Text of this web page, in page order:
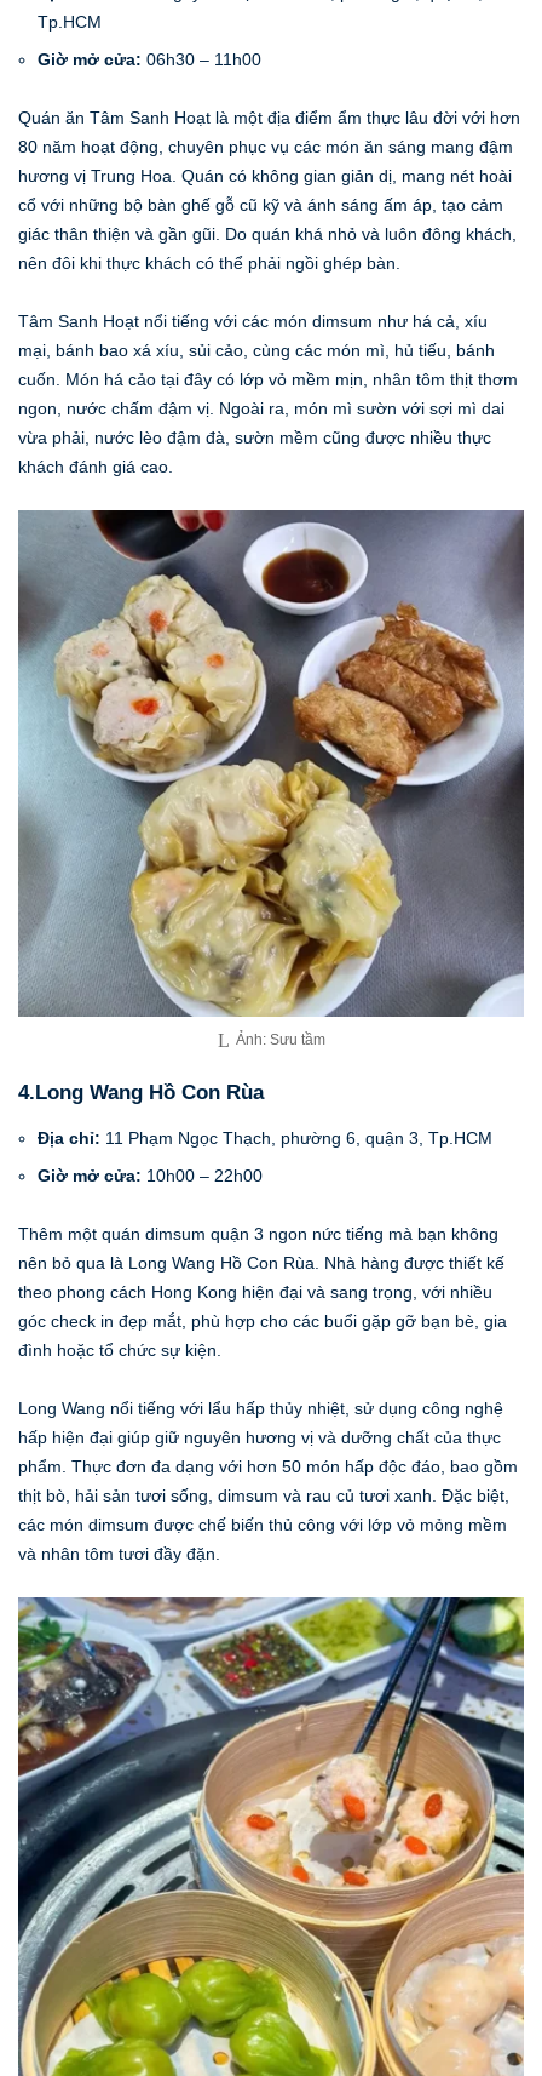
Tp.HCM
Giờ mở cửa: 06h30 – 11h00
Quán ăn Tâm Sanh Hoạt là một địa điểm ẩm thực lâu đời với hơn
80 năm hoạt động, chuyên phục vụ các món ăn sáng mang đậm
hương vị Trung Hoa. Quán có không gian giản dị, mang nét hoài
cổ với những bộ bàn ghế gỗ cũ kỹ và ánh sáng ấm áp, tạo cảm
giác thân thiện và gần gũi. Do quán khá nhỏ và luôn đông khách,
nên đôi khi thực khách có thể phải ngồi ghép bàn.
Tâm Sanh Hoạt nổi tiếng với các món dimsum như há cả, xíu
mại, bánh bao xá xíu, sủi cảo, cùng các món mì, hủ tiếu, bánh
cuốn. Món há cảo tại đây có lớp vỏ mềm mịn, nhân tôm thịt thơm
ngon, nước chấm đậm vị. Ngoài ra, món mì sườn với sợi mì dai
vừa phải, nước lèo đậm đà, sườn mềm cũng được nhiều thực
khách đánh giá cao.
Ảnh: Sưu tầm
4.Long Wang Hồ Con Rùa
Địa chỉ: 11 Phạm Ngọc Thạch, phường 6, quận 3, Tp.HCM
Giờ mở cửa: 10h00 – 22h00
Thêm một quán dimsum quận 3 ngon nức tiếng mà bạn không
nên bỏ qua là Long Wang Hồ Con Rùa. Nhà hàng được thiết kế
theo phong cách Hong Kong hiện đại và sang trọng, với nhiều
góc check in đẹp mắt, phù hợp cho các buổi gặp gỡ bạn bè, gia
đình hoặc tổ chức sự kiện.
Long Wang nổi tiếng với lẩu hấp thủy nhiệt, sử dụng công nghệ
hấp hiện đại giúp giữ nguyên hương vị và dưỡng chất của thực
phẩm. Thực đơn đa dạng với hơn 50 món hấp độc đáo, bao gồm
thịt bò, hải sản tươi sống, dimsum và rau củ tươi xanh. Đặc biệt,
các món dimsum được chế biến thủ công với lớp vỏ mỏng mềm
và nhân tôm tươi đầy đặn.